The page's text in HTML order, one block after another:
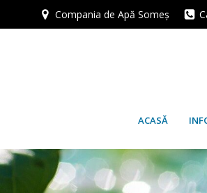
Compania de Apă Someș
ACASĂ